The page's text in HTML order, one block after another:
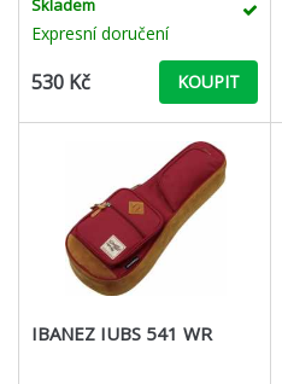
Skladem
Expresní doručení
530 Kč KOUPIT
IBANEZ IUBS 541 WR